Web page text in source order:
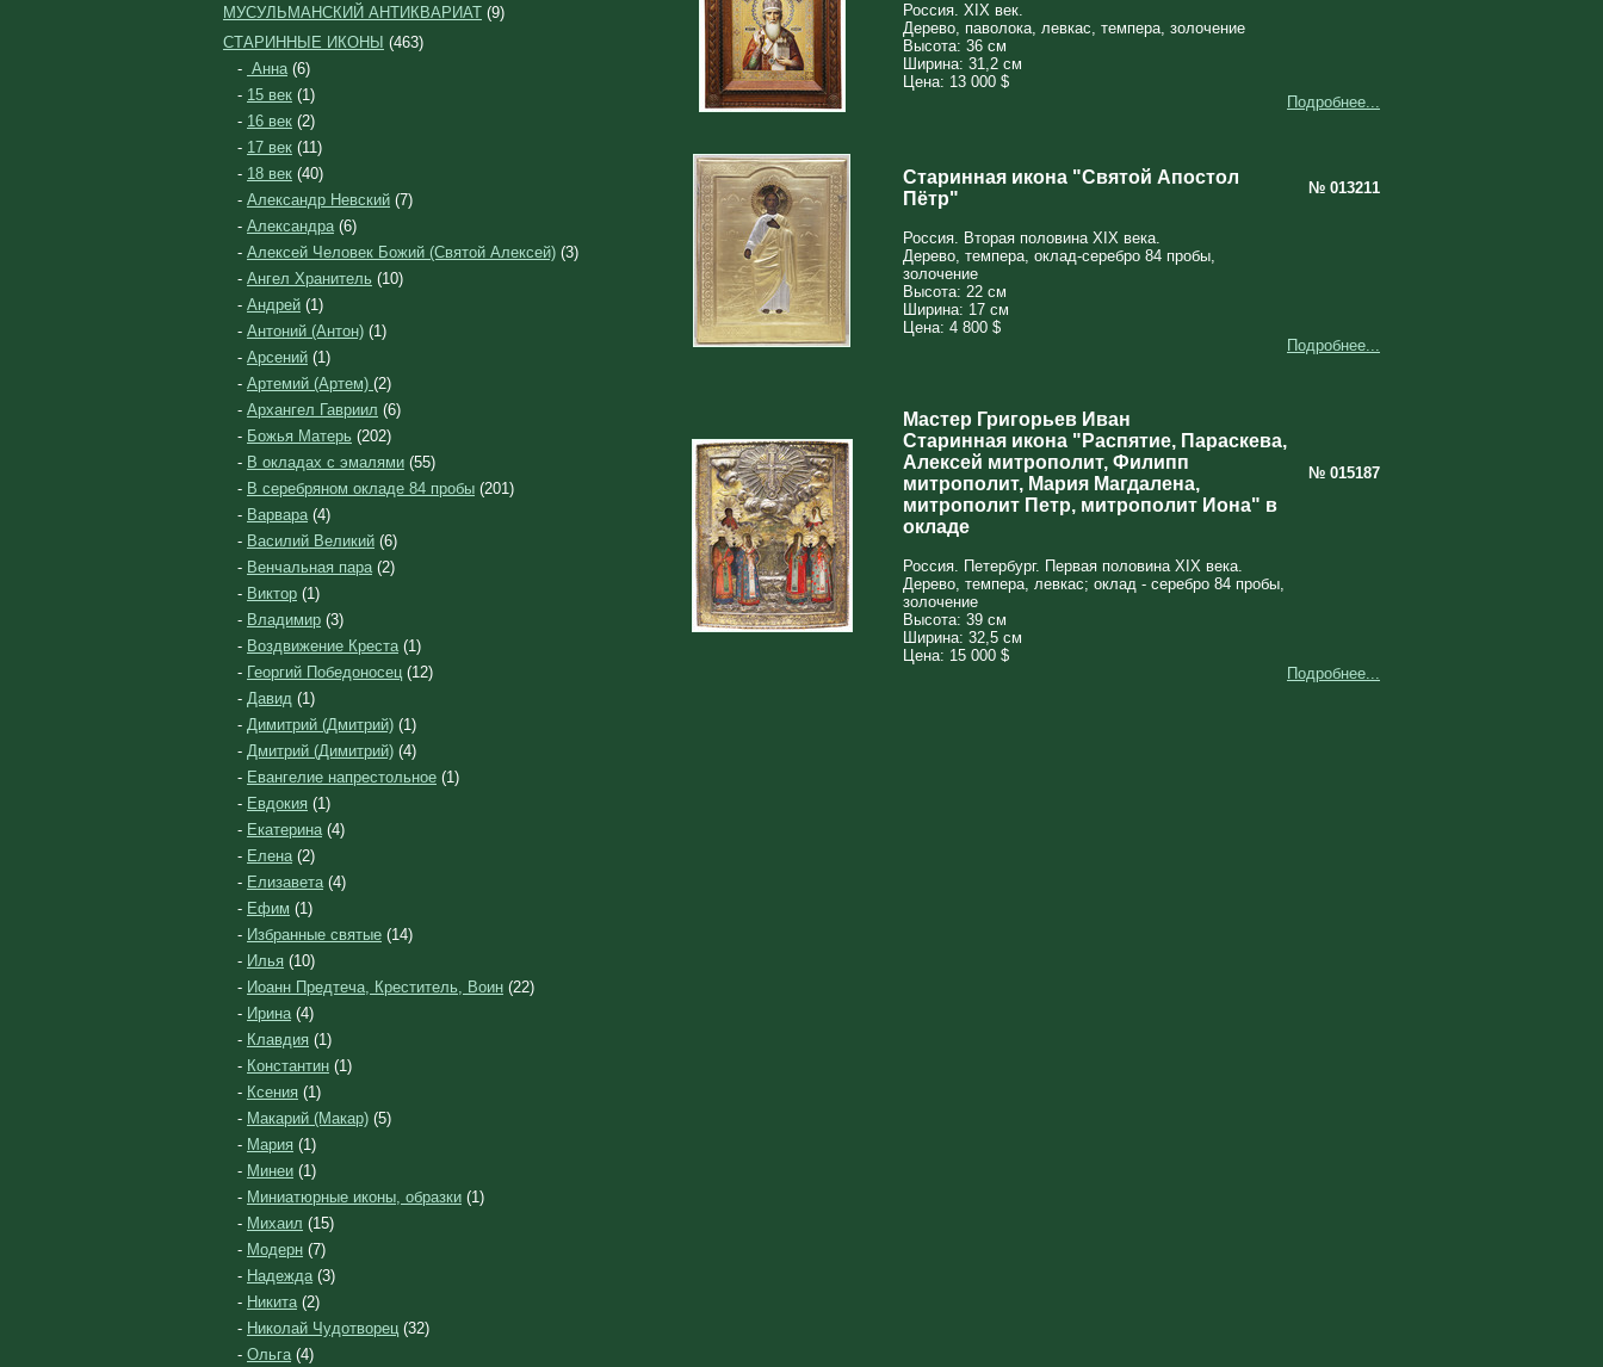
МУСУЛЬМАНСКИЙ АНТИКВАРИАТ (9)
СТАРИННЫЕ ИКОНЫ (463)
- Анна(6)
- 15 век (1)
- 16 век (2)
- 17 век (11)
- 18 век (40)
- Александр Невский (7)
- Александра(6)
- Алексей Человек Божий (Святой Алексей) (3)
- Ангел Хранитель (10)
- Андрей (1)
- Антоний (Антон) (1)
- Арсений (1)
- Артемий (Артем) (2)
- Архангел Гавриил (6)
- Божья Матерь (202)
- В окладах с эмалями (55)
- В серебряном окладе 84 пробы (201)
- Варвара(4)
- Василий Великий (6)
- Венчальная пара(2)
- Виктор (1)
- Владимир (3)
- Воздвижение Креста(1)
- Георгий Победоносец (12)
- Давид (1)
- Димитрий (Дмитрий) (1)
- Дмитрий (Димитрий) (4)
- Евангелие напрестольное (1)
- Евдокия (1)
- Екатерина(4)
- Елена(2)
- Елизавета(4)
- Ефим (1)
- Избранные святые (14)
- Илья (10)
- Иоанн Предтеча, Креститель, Воин (22)
- Ирина(4)
- Клавдия (1)
- Константин (1)
- Ксения (1)
- Макарий (Макар) (5)
- Мария (1)
- Минеи (1)
- Миниатюрные иконы, образки (1)
- Михаил (15)
- Модерн (7)
- Надежда(3)
- Никита(2)
- Николай Чудотворец (32)
- Ольга(4)
Россия. XIX век.
Дерево, паволока, левкас, темпера, золочение
Высота: 36 см
Ширина: 31,2 см
Цена: 13 000 $
Подробнее...
Старинная икона "Святой Апостол
Пётр"
№ 013211
Россия. Вторая половина XIX века.
Дерево, темпера, оклад-серебро 84 пробы,
золочение
Высота: 22 см
Ширина: 17 см
Цена: 4 800 $
Подробнее...
Мастер Григорьев Иван
Старинная икона "Распятие, Параскева,
Алексей митрополит, Филипп
митрополит, Мария Магдалена,
митрополит Петр, митрополит Иона" в
окладе
№ 015187
Россия. Петербург. Первая половина XIX века.
Дерево, темпера, левкас; оклад - серебро 84 пробы,
золочение
Высота: 39 см
Ширина: 32,5 см
Цена: 15 000 $
Подробнее...